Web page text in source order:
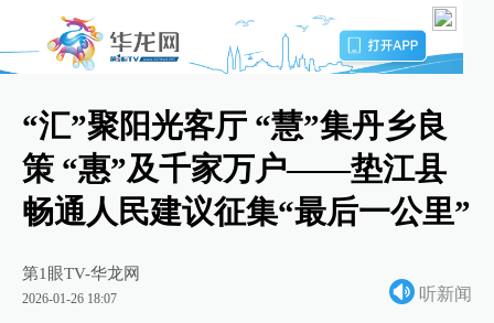
“汇”聚阳光客厅 “慧”集丹乡良
策 “惠”及千家万户——垫江县
畅通人民建议征集“最后一公里”
第1眼TV-华龙网
2026-01-26 18:07 听新闻